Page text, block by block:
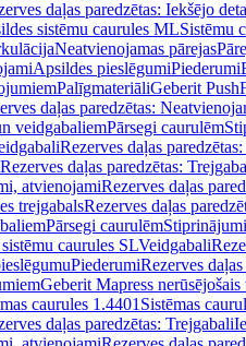
daļas paredzētas: Iekšējo
sistēmu caurules MLSistēmu
Neatvienojamas pārejas
Apsildes pieslēgumiPiederumi
PalīgmateriāliGeberit
daļas paredzētas:
veidgabaliemPārsegi caurulēm
Rezerves daļas
Rezerves daļas paredzētas:
atvienojamiRezerves daļas
trejgabalsRezerves daļas
Pārsegi caurulēm
caurules SLVeidgabali
PiederumiRezerves
Geberit Mapress nerūsējošais
caurules 1.4401 Sistēmas
daļas paredzētas: Trejgabali